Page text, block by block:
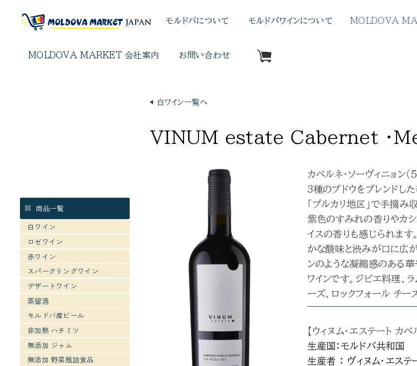
モルドバについて モルドバワインについて MOLDOVA
MOLDOVA MARKET 会社案内 お問い合わせ
◀︎ 白ワイン一覧へ
VINUM estate Cabernet ・
カベルネ・ソーヴィニョン（
3種のブドウをブレンドし
「プルカリ地区」で手摘
紫色のすみれの香りやカ
イスの香りも感じられま
かな酸味と渋みが口に広が
ンのような凝縮感のある華
ワインです。ジビエ料理、
ーズ、ロックフォール チー
【ウィヌム・エステート カ
生産国：モルドバ共和国
生産者 ： ヴィヌム・エステ
商品一覧
白ワイン
ロゼワイン
赤ワイン
スパークリングワイン
デザートワイン
蒸留酒
モルドバ産ビール
非加熱 ハチミツ
無添加 ジャム
無添加 野菜瓶詰食品